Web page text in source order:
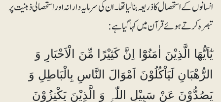
انسانوں کے استحصال کا ذریعہ بنالیا تھا۔ ان کی سرمایہ دارانہ اور استحصالی ذہنیت پر
تبصرہ کرتے ہوئے قرآن میں کہا گیا ہے :
یٰٓاَیُّھَا الَّذِیْنَ اٰمَنُوْٓا اِنَّ کَثِیْرًا مِّنَ الْاَحْبَارِ وَ
الرُّھْبَانِ لَیَاْکُلُوْنَ اَمْوَالَ النَّاسِ بِالْبَاطِلِ وَ
یَصُدُّوْنَ عَنْ سَبِیْلِ اللّٰہِ وَ الَّذِیْنَ یَکْنِزُوْنَ